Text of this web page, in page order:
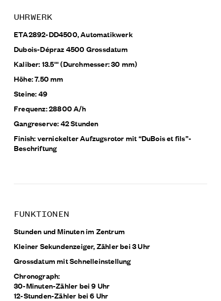
UHRWERK
ETA2892-DD4500, Automatikwerk
Dubois-Dépraz 4500 Grossdatum
Kaliber: 13.5''' (Durchmesser: 30 mm)
Höhe: 7.50 mm
Steine: 49
Frequenz: 28800 A/h
Gangreserve: 42 Stunden
Finish: vernickelter Aufzugsrotor mit “DuBois et fils”-
Beschriftung
FUNKTIONEN
Stunden und Minuten im Zentrum
Kleiner Sekundenzeiger, Zähler bei 3 Uhr
Grossdatum mit Schnelleinstellung
Chronograph:
30-Minuten-Zähler bei 9 Uhr
12-Stunden-Zähler bei 6 Uhr